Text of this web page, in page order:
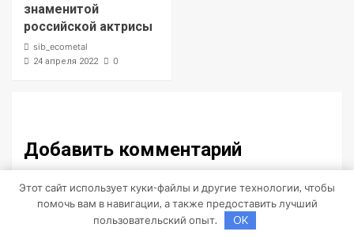
знаменитой
российской актрисы
sib_ecometal
24 апреля 2022 0
Добавить комментарий
Для отправки комментария вам необходимо
авторизоваться.
Этот сайт использует куки-файлы и другие технологии, чтобы
помочь вам в навигации, а также предоставить лучший
пользовательский опыт.
OK